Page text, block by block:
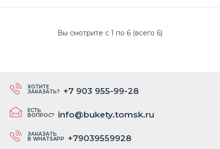
Букет 51 белая роза с оформлением
6 469 ₽
Вы смотрите с 1 по 6 (всего 6)
ХОТИТЕ
ЗАКАЗАТЬ? +7 903 955-99-28
ЕСТЬ
ВОПРОС? info@bukety.tomsk.ru
ЗАКАЗАТЬ
В WHATSAPP +79039559928